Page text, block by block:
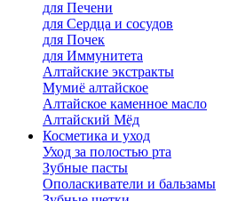
для Печени
для Сердца и сосудов
для Почек
для Иммунитета
Алтайские экстракты
Мумиё алтайское
Алтайское каменное масло
Алтайский Мёд
Косметика и уход
Уход за полостью рта
Зубные пасты
Ополаскиватели и бальзамы